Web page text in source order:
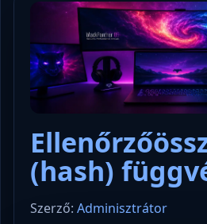
(hash)
Szerző: Adminisztrátor